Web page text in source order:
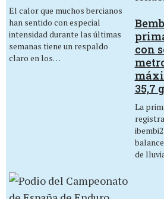
El calor que muchos bercianos
han sentido con especial
intensidad durante las últimas
semanas tiene un respaldo
claro en los…
con
35,7
La
de